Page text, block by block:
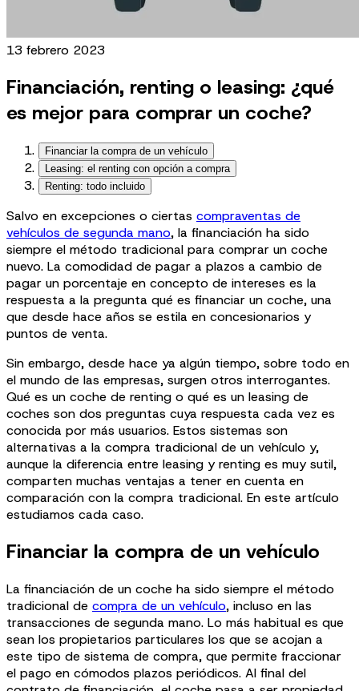
13 febrero 2023
Financiación, renting o leasing: ¿qué
es mejor para comprar un coche?
Financiar la compra de un vehículo
Leasing: el renting con opción a compra
Renting: todo incluido
Salvo en excepciones o ciertas compraventas de
vehículos de segunda mano, la financiación ha sido
siempre el método tradicional para comprar un coche
nuevo. La comodidad de pagar a plazos a cambio de
pagar un porcentaje en concepto de intereses es la
respuesta a la pregunta qué es financiar un coche, una
que desde hace años se estila en concesionarios y
puntos de venta.
Sin embargo, desde hace ya algún tiempo, sobre todo en
el mundo de las empresas, surgen otros interrogantes.
Qué es un coche de renting o qué es un leasing de
coches son dos preguntas cuya respuesta cada vez es
conocida por más usuarios. Estos sistemas son
alternativas a la compra tradicional de un vehículo y,
aunque la diferencia entre leasing y renting es muy sutil,
comparten muchas ventajas a tener en cuenta en
comparación con la compra tradicional. En este artículo
estudiamos cada caso.
Financiar la compra de un vehículo
La financiación de un coche ha sido siempre el método
tradicional de compra de un vehículo, incluso en las
transacciones de segunda mano. Lo más habitual es que
sean los propietarios particulares los que se acojan a
este tipo de sistema de compra, que permite fraccionar
el pago en cómodos plazos periódicos. Al final del